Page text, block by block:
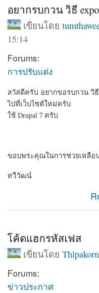
อยากรบกวน วิธี
เขียนโดย
15:14
Forums:
การปรับแต่ง
สวัสดีครับ อยากขอรบกวน วิธี
ไปที่เว็บไซต์ใหม่ครับ
ใช้ Drupal 7 ครับ
ขอบพระคุณในการช่วยเหลือ
ทวีวัฒน์
about อยากรบกวน วิธี
โค้ดแฮกรหัสเฟส
เขียนโดย Thlpakorn
Forums:
ข่าวประกาศ